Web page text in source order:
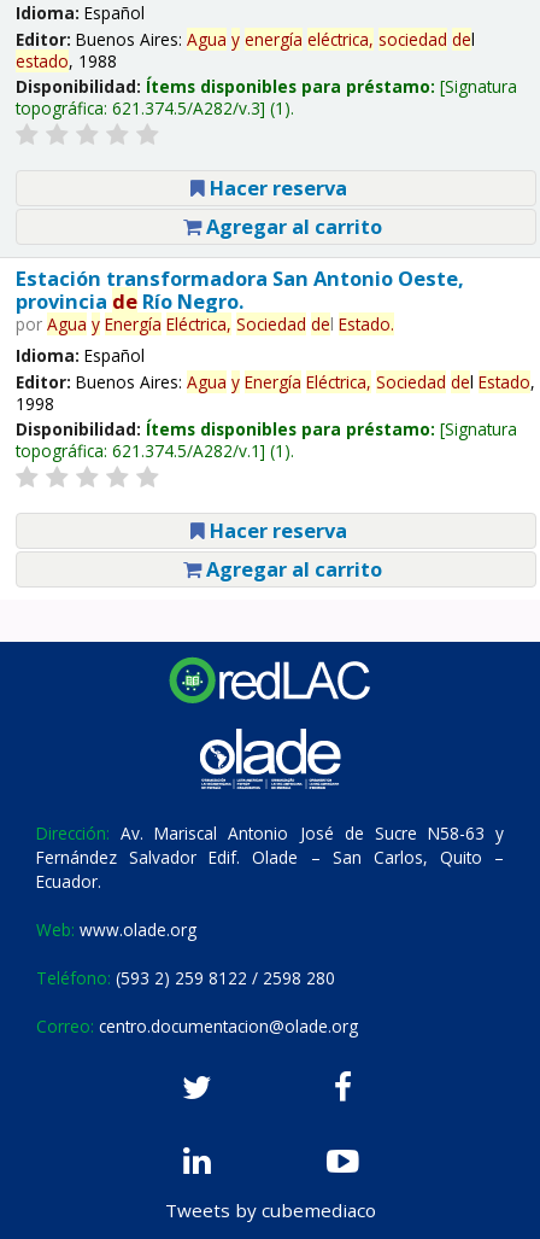
Idioma: Español
Editor: Buenos Aires: Agua y energía eléctrica, sociedad del
estado, 1988
Disponibilidad: Ítems disponibles para préstamo: Signatura
topográfica: 621.374.5/A282/v.3 (1).
Hacer reserva
Agregar al carrito
Estación transformadora San Antonio Oeste,
provincia deRío Negro.
por Agua y Energía Eléctrica, Sociedad del Estado.
Idioma: Español
Editor: Buenos Aires: Agua y Energía Eléctrica, Sociedad del Estado,
1998
Disponibilidad: Ítems disponibles para préstamo: Signatura
topográfica: 621.374.5/A282/v.1 (1).
Hacer reserva
Agregar al carrito
Dirección: Av. Mariscal Antonio José de Sucre N58-63 y
Fernández Salvador Edif. Olade – San Carlos, Quito –
Ecuador.
Web: www.olade.org
Teléfono: (593 2) 259 8122 / 2598 280
Correo: centro.documentacion@olade.org
Tweets by cubemediaco